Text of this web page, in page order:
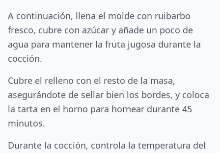
A continuación, llena el molde con ruibarbo
fresco, cubre con azúcar y añade un poco de
agua para mantener la fruta jugosa durante la
cocción.
Cubre el relleno con el resto de la masa,
asegurándote de sellar bien los bordes, y coloca
la tarta en el horno para hornear durante 45
minutos.
Durante la cocción, controla la temperatura del